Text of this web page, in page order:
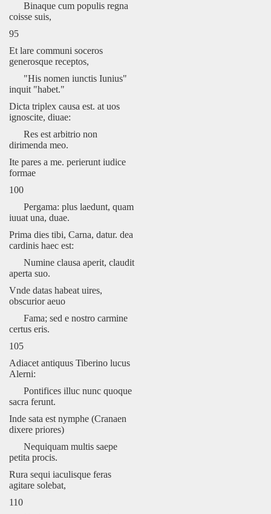
Binaque cum populis regna
coisse suis,
95
Et lare communi soceros
generosque receptos,
"His nomen iunctis Iunius"
inquit "habet."
Dicta triplex causa est. at uos
ignoscite, diuae:
Res est arbitrio non
dirimenda meo.
Ite pares a me. perierunt iudice
formae
100
Pergama: plus laedunt, quam
iuuat una, duae.
Prima dies tibi, Carna, datur. dea
cardinis haec est:
Numine clausa aperit, claudit
aperta suo.
Vnde datas habeat uires,
obscurior aeuo
Fama; sed e nostro carmine
certus eris.
105
Adiacet antiquus Tiberino lucus
Alerni:
Pontifices illuc nunc quoque
sacra ferunt.
Inde sata est nymphe (Cranaen
dixere priores)
Nequiquam multis saepe
petita procis.
Rura sequi iaculisque feras
agitare solebat,
110